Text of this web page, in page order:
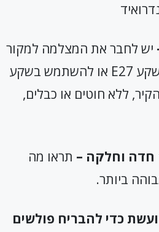
יש לחבר את המצלמה למקור
כוח, ניתן להשתמש בשקע E27 או להשתמש בשקע
ללא חוטים או כבלים,
חדה וחלקה – תראו מה
ביותר.
כדי להבריח פולשים